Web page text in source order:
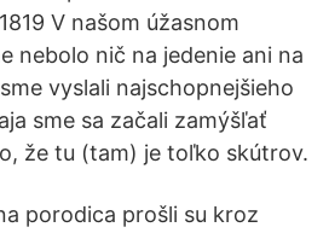
V našom úžasnom
nebolo nič na jedenie ani na
vyslali najschopnejšieho
sme sa začali zamýšľať
že tu (tam) je toľko skútrov.
porodica prošli su kroz